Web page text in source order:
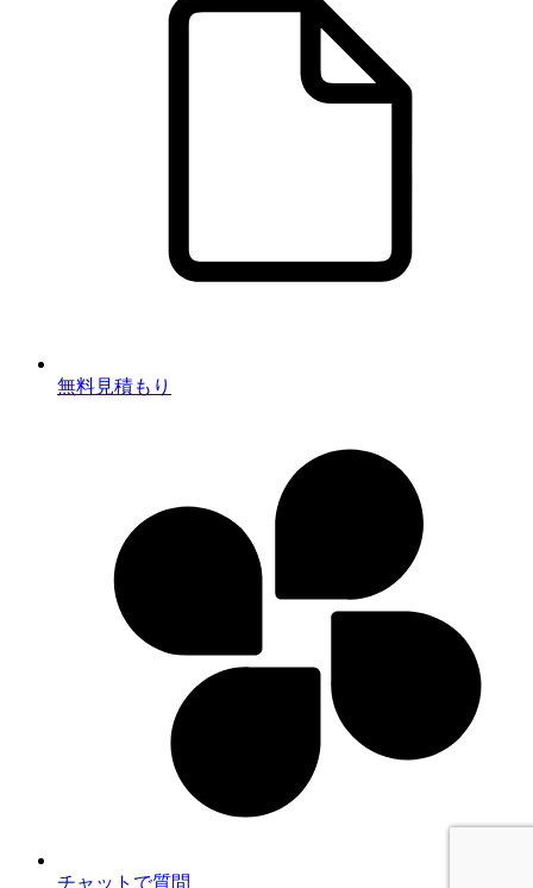
無料見積もり
チャットで質問